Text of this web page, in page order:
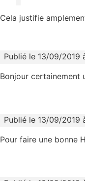
Cela justifie
Publié le 13/09/2019
Bonjour certainement
Publié le 13/09/2019
Pour faire une bonne